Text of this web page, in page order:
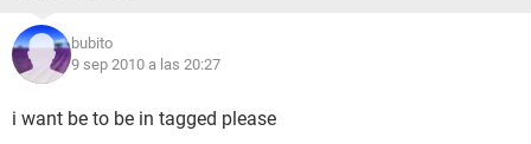
bubito
9 sep 2010 a las 20:27
i want be to be in tagged please